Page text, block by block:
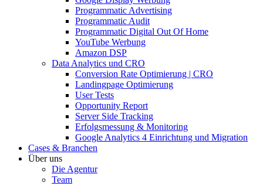
Programmatic Advertising
Programmatic Audit
Programmatic Digital Out Of Home
YouTube Werbung
Amazon DSP
Data Analytics und CRO
Conversion Rate Optimierung | CRO
Landingpage Optimierung
User Tests
Opportunity Report
Server Side Tracking
Erfolgsmessung & Monitoring
Google Analytics 4 Einrichtung und Migration
Cases & Branchen
Über uns
Die Agentur
Team